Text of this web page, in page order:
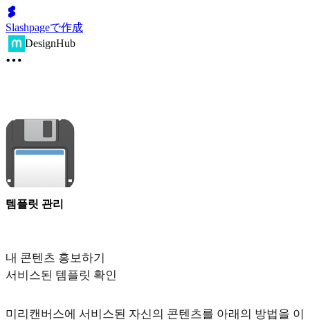
Slashpageで作成
DesignHub
템플릿 관리
내 콘텐츠 홍보하기
서비스된 템플릿 확인
미리캔버스에 서비스된 자신의 콘텐츠를 아래의 방법을 이